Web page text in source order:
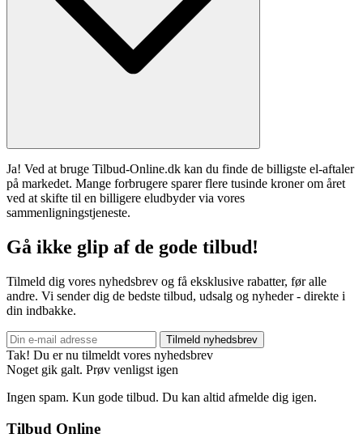
Ja! Ved at bruge Tilbud-Online.dk kan du finde de billigste el-aftaler
på markedet. Mange forbrugere sparer flere tusinde kroner om året
ved at skifte til en billigere eludbyder via vores
sammenligningstjeneste.
Gå ikke glip af de gode tilbud!
Tilmeld dig vores nyhedsbrev og få eksklusive rabatter, før alle
andre. Vi sender dig de bedste tilbud, udsalg og nyheder - direkte i
din indbakke.
Tilmeld nyhedsbrev
Tak! Du er nu tilmeldt vores nyhedsbrev
Noget gik galt. Prøv venligst igen
Ingen spam. Kun gode tilbud. Du kan altid afmelde dig igen.
Tilbud Online